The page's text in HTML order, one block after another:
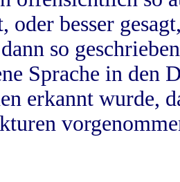
oder besser
so
Sprache in
erkannt wurde,